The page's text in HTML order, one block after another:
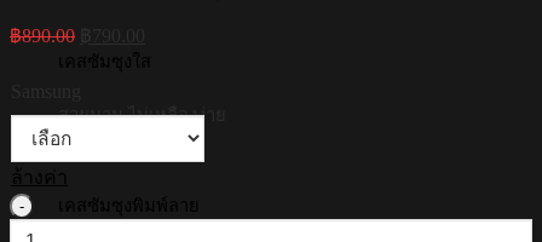
เคสซัมซุงใส
สวยนาน ไม่เหลืองง่าย
เคสซัมซุงพิมพ์ลาย
฿890.00
price
was:
ล้างค่า
จำนวน